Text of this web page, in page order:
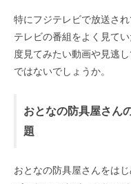
特にフジテレビで放送さ
テレビの番組をよく見て
度見てみたい動画や見逃
ではないでしょうか。
おとなの防具屋さん
題
おとなの防具屋さんをは